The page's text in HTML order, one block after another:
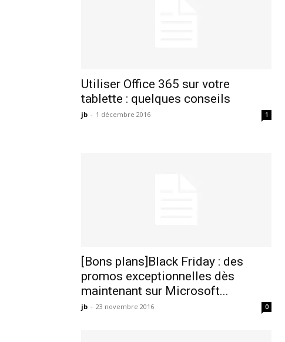
Utiliser Office 365 sur votre
tablette : quelques conseils
jb - 1 décembre 2016 1
[Bons plans]Black Friday : des
promos exceptionnelles dès
maintenant sur Microsoft...
jb - 23 novembre 2016 0